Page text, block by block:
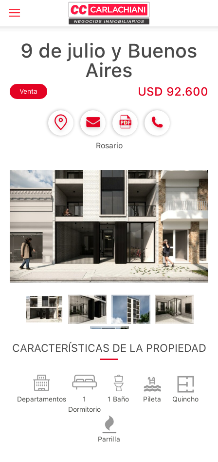
9 de julio y Buenos
Aires
Venta USD 92.600
Rosario
CARACTERÍSTICAS DE LA PROPIEDAD
Departamentos
1
Dormitorio
1 Baño Pileta Quincho
Parrilla